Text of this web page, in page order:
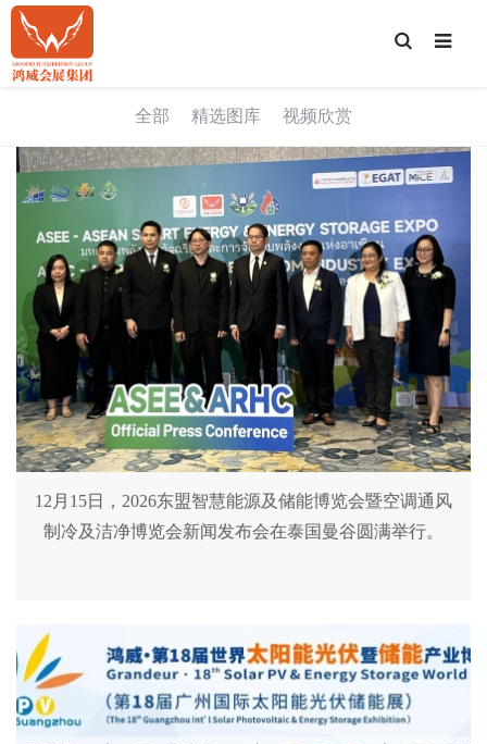
T
o
e
a
r
c
全部 精选图库 视频欣赏
12月15日，2026东盟智慧能源及储能博览会暨空调通风
制冷及洁净博览会新闻发布会在泰国曼谷圆满举行。